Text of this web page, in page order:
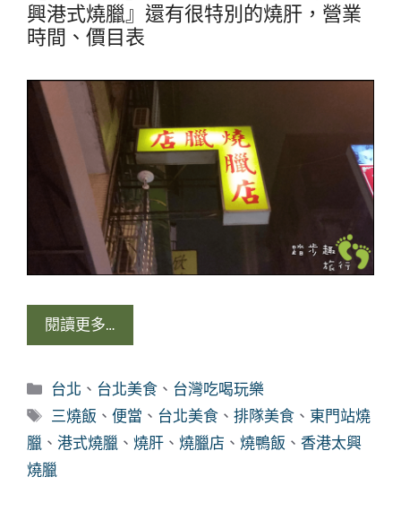
興港式燒臘』還有很特別的燒肝，營業
時間、價目表
閱讀更多…
分
類
台北 、 台北美食 、 台灣吃喝玩樂
標
籤
三燒飯 、便當 、 台北美食 、排隊美食 、 東門站燒
臘 、 港式燒臘 、 燒肝 、 燒臘店 、 燒鴨飯 、 香港太興
燒臘